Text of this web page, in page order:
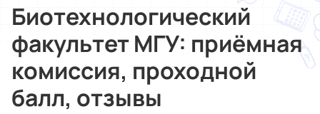
Биотехнологический
факультет МГУ: приёмная
комиссия, проходной
балл, отзывы